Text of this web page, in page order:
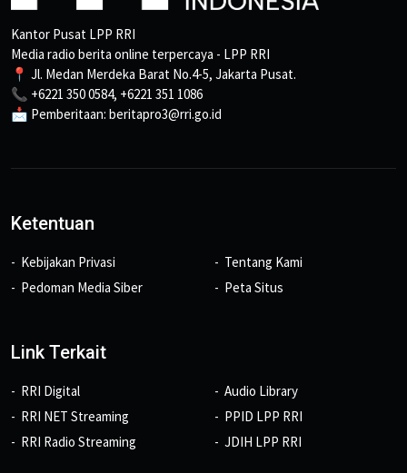
Kantor Pusat LPP RRI
Media radio berita online terpercaya - LPP RRI
📍 Jl. Medan Merdeka Barat No.4-5, Jakarta Pusat.
📞 +6221 350 0584, +6221 351 1086
📩 Pemberitaan: beritapro3@rri.go.id
Ketentuan
Kebijakan Privasi
Pedoman Media Siber
Tentang Kami
Peta Situs
Link Terkait
RRI Digital
RRI NET Streaming
RRI Radio Streaming
Audio Library
PPID LPP RRI
JDIH LPP RRI